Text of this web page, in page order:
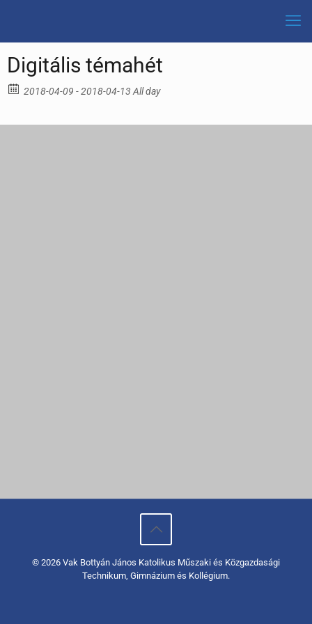
Digitális témahét
2018-04-09 - 2018-04-13 All day
© 2026 Vak Bottyán János Katolikus Műszaki és Közgazdasági
Technikum, Gimnázium és Kollégium.